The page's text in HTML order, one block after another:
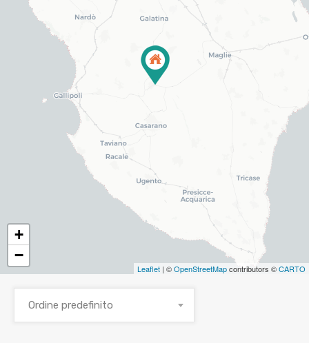
+
−
Leaflet | ©OpenStreetMapcontributors ©CARTO
Ordine predefinito